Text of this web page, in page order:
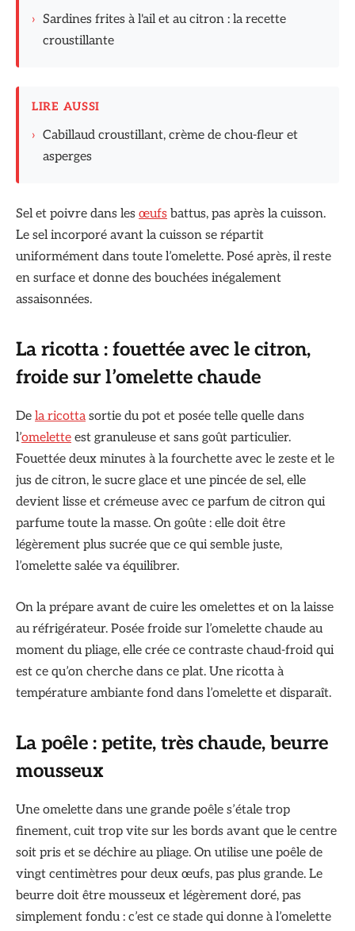
› Sardines frites à l'ail et au citron : la recette
croustillante
LIRE AUSSI
› Cabillaud croustillant, crème de chou-fleur et
asperges
Sel et poivre dans les œufs battus, pas après la cuisson.
Le sel incorporé avant la cuisson se répartit
uniformément dans toute l’omelette. Posé après, il reste
en surface et donne des bouchées inégalement
assaisonnées.
La ricotta : fouettée avec le citron,
froide sur l’omelette chaude
De la ricotta sortie du pot et posée telle quelle dans
l’omelette est granuleuse et sans goût particulier.
Fouettée deux minutes à la fourchette avec le zeste et le
jus de citron, le sucre glace et une pincée de sel, elle
devient lisse et crémeuse avec ce parfum de citron qui
parfume toute la masse. On goûte : elle doit être
légèrement plus sucrée que ce qui semble juste,
l’omelette salée va équilibrer.
On la prépare avant de cuire les omelettes et on la laisse
au réfrigérateur. Posée froide sur l’omelette chaude au
moment du pliage, elle crée ce contraste chaud-froid qui
est ce qu’on cherche dans ce plat. Une ricotta à
température ambiante fond dans l’omelette et disparaît.
La poêle : petite, très chaude, beurre
mousseux
Une omelette dans une grande poêle s’étale trop
finement, cuit trop vite sur les bords avant que le centre
soit pris et se déchire au pliage. On utilise une poêle de
vingt centimètres pour deux œufs, pas plus grande. Le
beurre doit être mousseux et légèrement doré, pas
simplement fondu : c’est ce stade qui donne à l’omelette